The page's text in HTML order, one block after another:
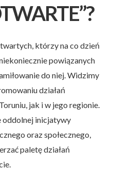
ARTE”?
którzy na co dzień
powiązanych
do niej. Widzimy
działań
jak i w jego regionie.
oddolnej inicjatywy
oraz społecznego,
paletę działań